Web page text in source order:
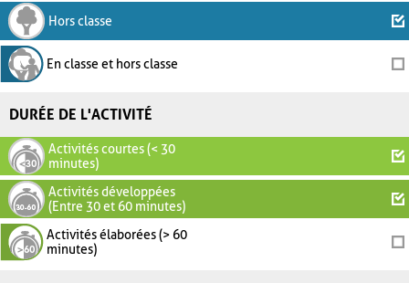
Hors classe
En classe et hors classe
DURÉE DE L'ACTIVITÉ
Activités courtes (< 30
minutes)
Activités développées
(Entre 30 et 60 minutes)
Activités élaborées (> 60
minutes)